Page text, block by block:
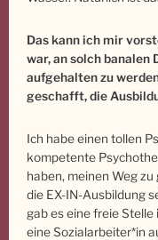
Das kann ich mir
war, an solch
aufgehalten zu
geschafft, die
Ich habe einen tollen
kompetente
haben, meinen Weg
die EX-IN-Ausbildung
gab es eine freie Stelle
eine Sozialarbeiter*in